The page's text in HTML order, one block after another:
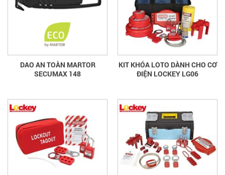
DAO AN TOÀN MARTOR
SECUMAX 148
KIT KHÓA LOTO DÀNH CHO CƠ
ĐIỆN LOCKEY LG06